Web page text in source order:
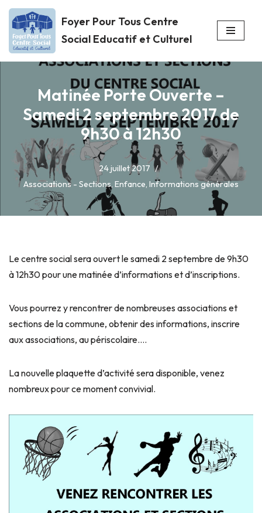
Aller
au
contenu
Foyer Pour Tous Centre
Social Educatif et Culturel
Matinée Porte Ouverte –
Samedi 2 septembre 2017 de
9h30 à 12h30
24 juillet 2017
Associations - Sections, Enfance, Informations générales
Le centre social sera ouvert le samedi 2 septembre de 9h30
à 12h30 pour une matinée d’informations et d’inscriptions.
Vous pourrez y rencontrer de nombreuses associations et
sections de la commune, obtenir des informations, inscrire
aux associations, au périscolaire….
La nouvelle plaquette d’activité sera disponible, venez
nombreux pour ce moment convivial.